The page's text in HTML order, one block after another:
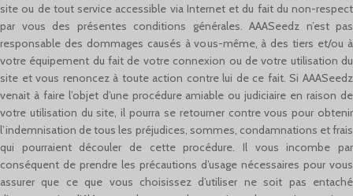
site ou de tout service accessible via Internet et du fait du non-respect
par vous des présentes conditions générales. AAASeedz n’est pas
responsable des dommages causés à vous-même, à des tiers et/ou à
votre équipement du fait de votre connexion ou de votre utilisation du
site et vous renoncez à toute action contre lui de ce fait. Si AAASeedz
venait à faire l’objet d’une procédure amiable ou judiciaire en raison de
votre utilisation du site, il pourra se retourner contre vous pour obtenir
l’indemnisation de tous les préjudices, sommes, condamnations et frais
qui pourraient découler de cette procédure. Il vous incombe par
conséquent de prendre les précautions d’usage nécessaires pour vous
assurer que ce que vous choisissez d’utiliser ne soit pas entaché